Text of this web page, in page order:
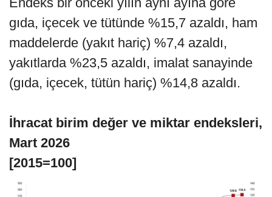
gıda, içecek ve tütünde %15,7 azaldı, ham
maddelerde (yakıt hariç) %7,4 azaldı,
yakıtlarda %23,5 azaldı, imalat sanayinde
(gıda, içecek, tütün hariç) %14,8 azaldı.
İhracat birim değer ve miktar endeksleri,
Mart 2026
[2015=100]